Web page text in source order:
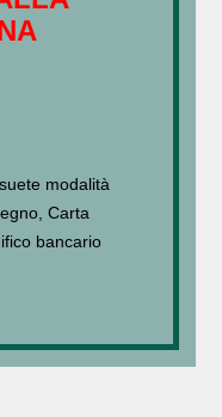
modalità
Carta
bancario